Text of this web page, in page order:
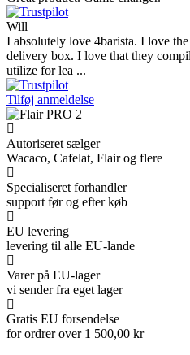
Will
I absolutely love 4barista. I love
delivery box. I love that they
utilize for lea ...
Tilføj anmeldelse
Autoriseret sælger
Wacaco, Cafelat, Flair og flere
Specialiseret forhandler
support før og efter køb
EU levering
levering til alle EU-lande
Varer på EU-lager
vi sender fra eget lager
Gratis EU forsendelse
for ordrer over 1 500,00 kr